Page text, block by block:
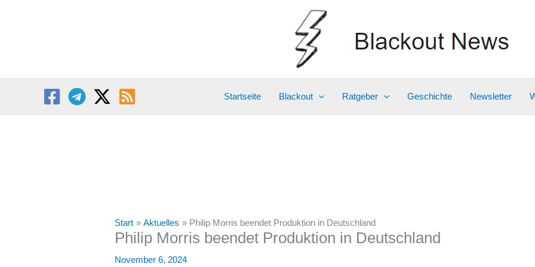
Startseite Blackout Ratgeber Geschichte Newsletter
Start Aktuelles Philip Morris beendet Produktion in Deutschland
Philip Morris beendet Produktion in Deutschland
November 6, 2024